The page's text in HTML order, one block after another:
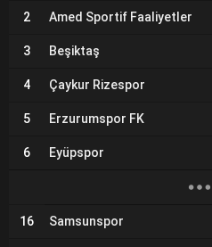
2 Amed Sportif Faaliyetler
3 Beşiktaş
4 Çaykur Rizespor
5 Erzurumspor FK
6 Eyüpspor
16 Samsunspor